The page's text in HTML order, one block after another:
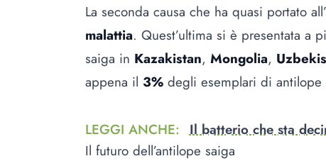
La seconda causa che ha quasi portato
malattia. Quest’ultima si è presentata a
saiga in Kazakistan, Mongolia,
appena il 3% degli esemplari di antilope
LEGGI ANCHE: Il batterio che sta
Il futuro dell’antilope saiga